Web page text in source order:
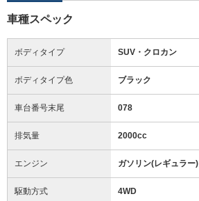
車種スペック
ボディタイプ SUV・クロカン
ボディタイプ色 ブラック
車台番号末尾 078
排気量 2000cc
エンジン ガソリン(レギュラー)
駆動方式 4WD